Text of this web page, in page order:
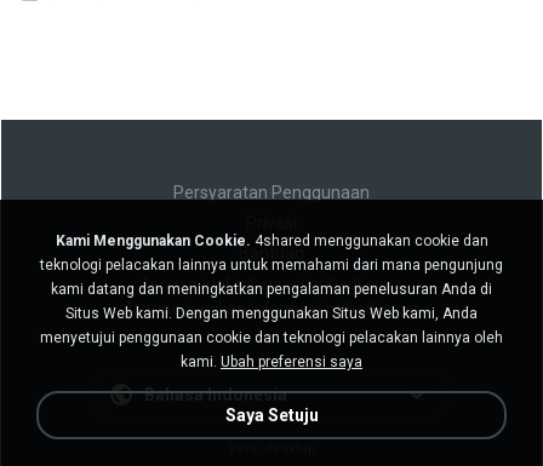
Persyaratan Penggunaan
Jangan jual informasi pribadi saya
Jangan bagikan informasi pribadi saya
Bahasa Indonesia
Kami Menggunakan Cookie. 4shared menggunakan cookie dan
teknologi pelacakan lainnya untuk memahami dari mana pengunjung
kami datang dan meningkatkan pengalaman penelusuran Anda di
Situs Web kami. Dengan menggunakan Situs Web kami, Anda
menyetujui penggunaan cookie dan teknologi pelacakan lainnya oleh
kami. Ubah preferensi saya
Saya Setuju